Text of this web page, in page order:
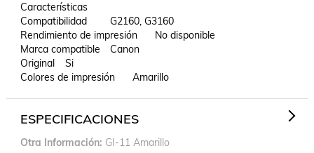
Características
Compatibilidad	G2160, G3160
Rendimiento de impresión	No disponible
Marca compatible	Canon
Original	Si
Colores de impresión	Amarillo
ESPECIFICACIONES
Otra Información GI-11 Amarillo